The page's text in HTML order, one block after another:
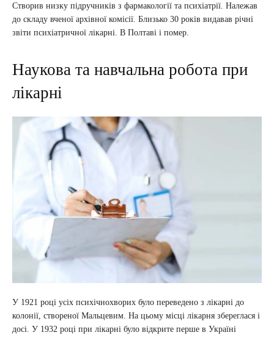
Створив низку підручників з фармакології та психіатрії. Належав
до складу вченої архівної комісії. Близько 30 років видавав річні
звіти психіатричної лікарні. В Полтаві і помер.
Наукова та навчальна робота при
лікарні
У 1921 році усіх психічнохворих було переведено з лікарні до
колонії, створеної Мальцевим. На цьому місці лікарня збереглася і
досі. У 1932 році при лікарні було відкрите перше в Україні